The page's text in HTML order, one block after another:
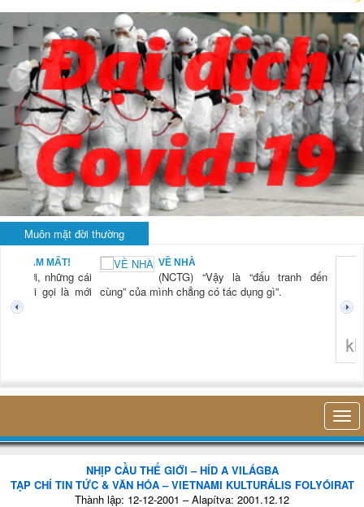
Muôn mặt đời thường
NAM MẤT!
“Xời, những cái
mới gọi là mới
VỀ NHÀ
(NCTG) “Vậy là “đấu tranh đến
cùng” của mình chẳng có tác dụng gì”.
NHỊP CẦU THẾ GIỚI – HÍD A VILÁGBA
TẠP CHÍ TIN TỨC & VĂN HÓA – VIETNAMI KULTURÁLIS FOLYÓIRAT
Thành lập: 12-12-2001 – Alapítva: 2001.12.12